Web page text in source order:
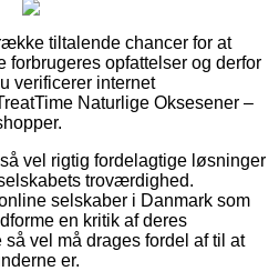
tiltalende chancer for at
forbrugeres opfattelser og derfor
verificerer internet
Naturlige Oksesener –
vel rigtig fordelagtige løsninger
troværdighed.
selskaber i Danmark som
en kritik af deres
vel må drages fordel af til at
er.